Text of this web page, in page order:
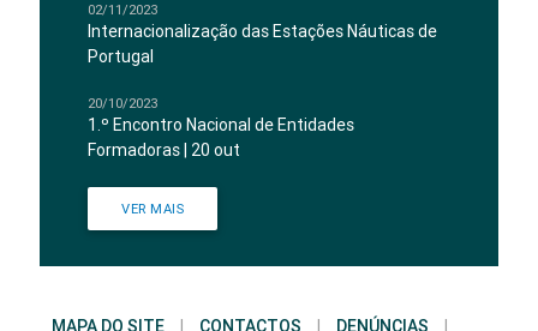
02/11/2023
Internacionalização das Estações Náuticas de
Portugal
20/10/2023
1.º Encontro Nacional de Entidades
Formadoras | 20 out
VER MAIS
MAPA DO SITE | CONTACTOS | DENÚNCIAS |